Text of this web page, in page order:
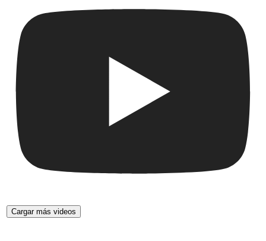
Cargar más videos